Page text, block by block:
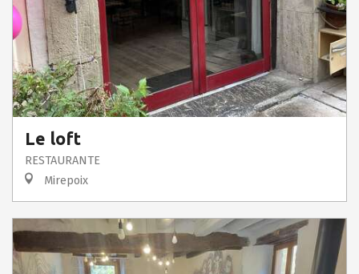
Le loft
RESTAURANTE
Mirepoix